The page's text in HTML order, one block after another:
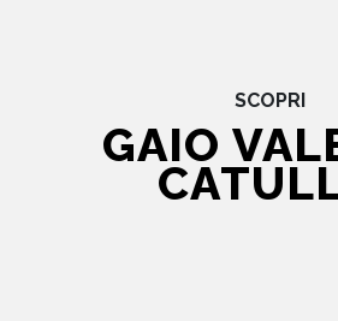
SCOPRI
GAIO